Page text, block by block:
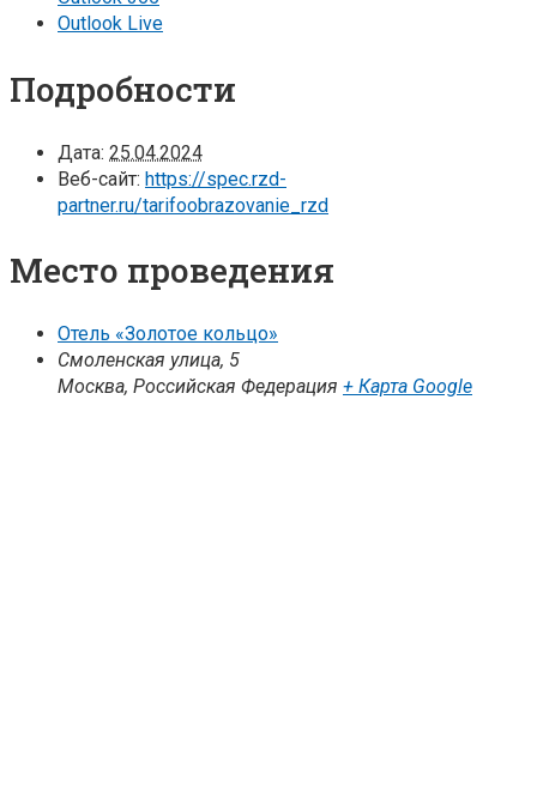
Outlook Live
Подробности
Дата: 25.04.2024
Веб-сайт: https://spec.rzd-
partner.ru/tarifoobrazovanie_rzd
Место проведения
Отель «Золотое кольцо»
Смоленская улица, 5
Москва, Российская Федерация + Карта Google